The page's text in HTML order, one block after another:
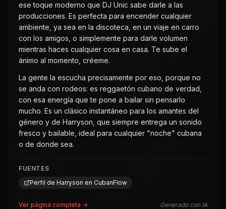
ese toque moderno que DJ Unic sabe darle a las
producciones. Es perfecta para encender cualquier
ambiente, ya sea en la discoteca, en un viaje en carro
con los amigos, o simplemente para darle volumen
mientras haces cualquier cosa en casa. Te sube el
ánimo al momento, créeme.
La gente la escucha precisamente por eso, porque no
se anda con rodeos: es reggaetón cubano de verdad,
con esa energía que te pone a bailar sin pensarlo
mucho. Es un clásico instantáneo para los amantes del
género y de Harryson, que siempre entrega un sonido
fresco y bailable, ideal para cualquier "noche" cubana
o de donde sea.
FUENTES
Perfil de Harryson en CubanFlow
Ver página completa → Generado con IA